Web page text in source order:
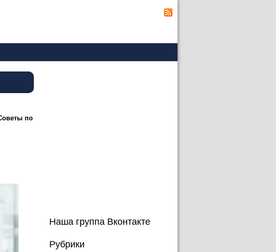
по
Наша группа Вконтакте
Рубрики